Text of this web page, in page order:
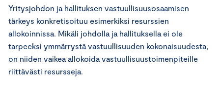
Yritysjohdon ja hallituksen vastuullisuusosaamisen
tärkeys konkretisoituu esimerkiksi resurssien
allokoinnissa. Mikäli johdolla ja hallituksella ei ole
tarpeeksi ymmärrystä vastuullisuuden kokonaisuudesta,
on niiden vaikea allokoida vastuullisuustoimenpiteille
riittävästi resursseja.